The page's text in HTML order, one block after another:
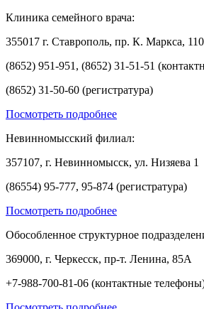
Клиника семейного врача:
355017 г. Ставрополь, пр. К. Маркса,
(8652) 951-951, (8652) 31-51-51
(8652) 31-50-60 (регистратура)
Посмотреть подробнее
Невинномысский филиал:
357107, г. Невинномысск, ул. Низяева 1
(86554) 95-777, 95-874 (регистратура)
Посмотреть подробнее
Обособленное структурное
369000, г. Черкесск, пр-т. Ленина, 85А
+7-988-700-81-06 (контактные